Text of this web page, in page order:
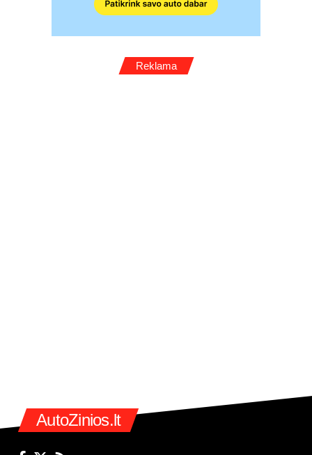
Reklama
AutoZinios.lt